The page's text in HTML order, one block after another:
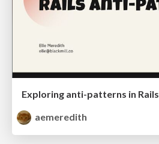
Exploring anti-patterns in Rails
aemeredith